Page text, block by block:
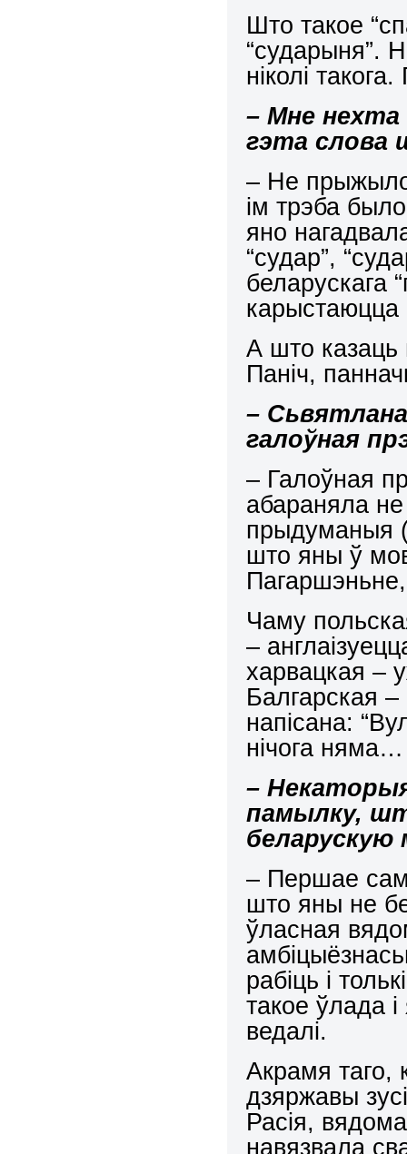
Што такое
“сударыня”.
ніколі
– Мне
гэта слова
– Не
ім трэба
яно
“судар”,
беларускага
А што казаць
Паніч,
–
галоўная
– Галоўная
абараняла
прыдуманыя
што яны ў
Чаму
–
харвацкая –
Балгарская
напісана:
нічога няма…
–
памылку,
– Першае
што яны не
ўласная
рабіць і
такое ўлада
ведалі.
Акрамя таго,
дзяржавы
Расія,
навязвала